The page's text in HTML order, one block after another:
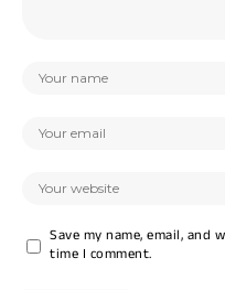
Save my name, email,
time I comment.